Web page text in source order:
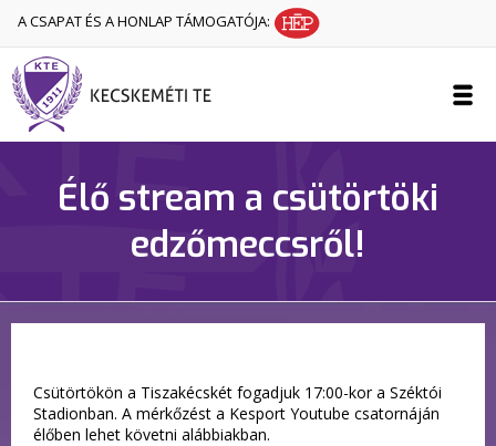
A CSAPAT ÉS A HONLAP TÁMOGATÓJA:
Élő stream a csütörtöki
edzőmeccsről!
Csütörtökön a Tiszakécskét fogadjuk 17:00-kor a Széktói
Stadionban. A mérkőzést a Kesport Youtube csatornáján
élőben lehet követni alábbiakban.